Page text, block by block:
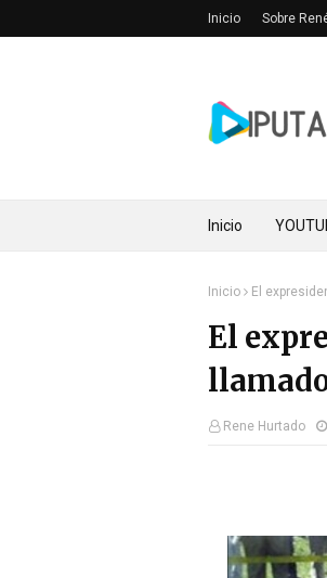
Inicio Sobre
Inicio
Inicio El
El
Rene Hurtado